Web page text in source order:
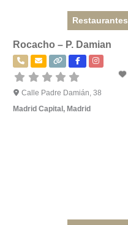
Restaurantes
Rocacho – P. Damian
Calle Padre Damián, 38
Madrid Capital , Madrid